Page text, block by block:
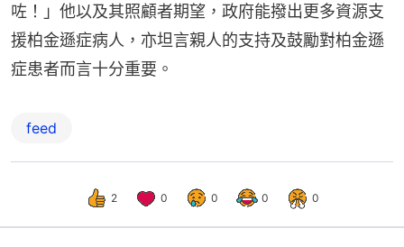
咗！」他以及其照顧者期望，政府能撥出更多資源支
援柏金遜症病人，亦坦言親人的支持及鼓勵對柏金遜
症患者而言十分重要。
feed
2 0 0 0 0